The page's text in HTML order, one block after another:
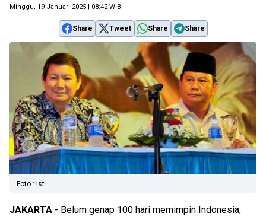
Minggu, 19 Januari 2025 | 08:42 WIB
Share Tweet Share Share
Foto : Ist
JAKARTA - Belum genap 100 hari memimpin Indonesia,